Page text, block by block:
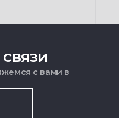
с вами в